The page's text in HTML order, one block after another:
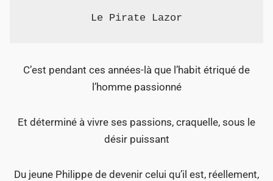
Le Pirate Lazor
C’est pendant ces années-là que l’habit étriqué de
l’homme passionné
Et déterminé à vivre ses passions, craquelle, sous le
désir puissant
Du jeune Philippe de devenir celui qu’il est, réellement,